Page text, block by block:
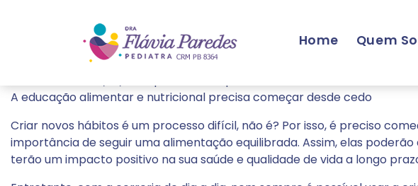
Home Quem
outubro 2023
Alimentação infantil: Receitas
A educação alimentar e nutricional precisa começar desde cedo
Criar novos hábitos é um processo difícil, não é? Por isso, é preciso
importância de seguir uma alimentação equilibrada. Assim, elas
terão um impacto positivo na sua saúde e qualidade de vida a longo